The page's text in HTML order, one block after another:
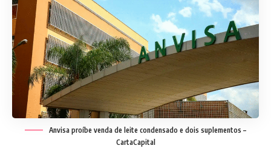
Anvisa proíbe venda de leite condensado e dois suplementos –
CartaCapital